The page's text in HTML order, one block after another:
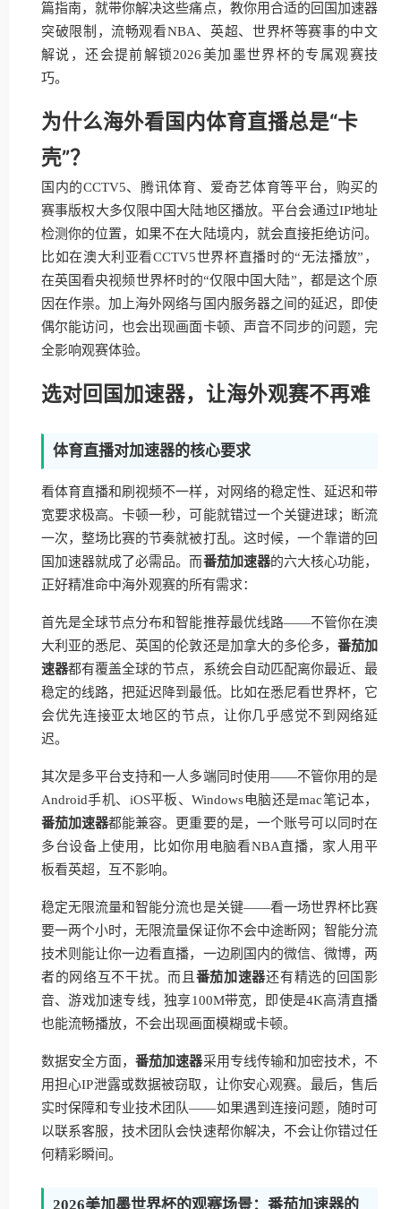
篇指南，就带你解决这些痛点，教你用合适的回国加速器
突破限制，流畅观看NBA、英超、世界杯等赛事的中文
解说，还会提前解锁2026美加墨世界杯的专属观赛技
巧。
为什么海外看国内体育直播总是“卡
壳”？
国内的CCTV5、腾讯体育、爱奇艺体育等平台，购买的
赛事版权大多仅限中国大陆地区播放。平台会通过IP地址
检测你的位置，如果不在大陆境内，就会直接拒绝访问。
比如在澳大利亚看CCTV5世界杯直播时的“无法播放”，
在英国看央视频世界杯时的“仅限中国大陆”，都是这个原
因在作祟。加上海外网络与国内服务器之间的延迟，即使
偶尔能访问，也会出现画面卡顿、声音不同步的问题，完
全影响观赛体验。
选对回国加速器，让海外观赛不再难
体育直播对加速器的核心要求
看体育直播和刷视频不一样，对网络的稳定性、延迟和带
宽要求极高。卡顿一秒，可能就错过一个关键进球；断流
一次，整场比赛的节奏就被打乱。这时候，一个靠谱的回
国加速器就成了必需品。而番茄加速器的六大核心功能，
正好精准命中海外观赛的所有需求：
首先是全球节点分布和智能推荐最优线路——不管你在澳
大利亚的悉尼、英国的伦敦还是加拿大的多伦多， 番茄加
速器都有覆盖全球的节点，系统会自动匹配离你最近、最
稳定的线路，把延迟降到最低。比如在悉尼看世界杯，它
会优先连接亚太地区的节点，让你几乎感觉不到网络延
迟。
其次是多平台支持和一人多端同时使用——不管你用的是
Android手机、iOS平板、Windows电脑还是mac笔记本，
番茄加速器都能兼容。更重要的是，一个账号可以同时在
多台设备上使用，比如你用电脑看NBA直播，家人用平
板看英超，互不影响。
稳定无限流量和智能分流也是关键——看一场世界杯比赛
要一两个小时，无限流量保证你不会中途断网；智能分流
技术则能让你一边看直播，一边刷国内的微信、微博，两
者的网络互不干扰。而且 番茄加速器还有精选的回国影
音、游戏加速专线，独享100M带宽，即使是4K高清直播
也能流畅播放，不会出现画面模糊或卡顿。
数据安全方面，番茄加速器采用专线传输和加密技术，不
用担心IP泄露或数据被窃取，让你安心观赛。最后，售后
实时保障和专业技术团队——如果遇到连接问题，随时可
以联系客服，技术团队会快速帮你解决，不会让你错过任
何精彩瞬间。
2026美加墨世界杯的观赛场景：番茄加速器的